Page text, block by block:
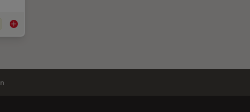
Investigating Synapses in Brain Slices with Enhanced Functional Electron